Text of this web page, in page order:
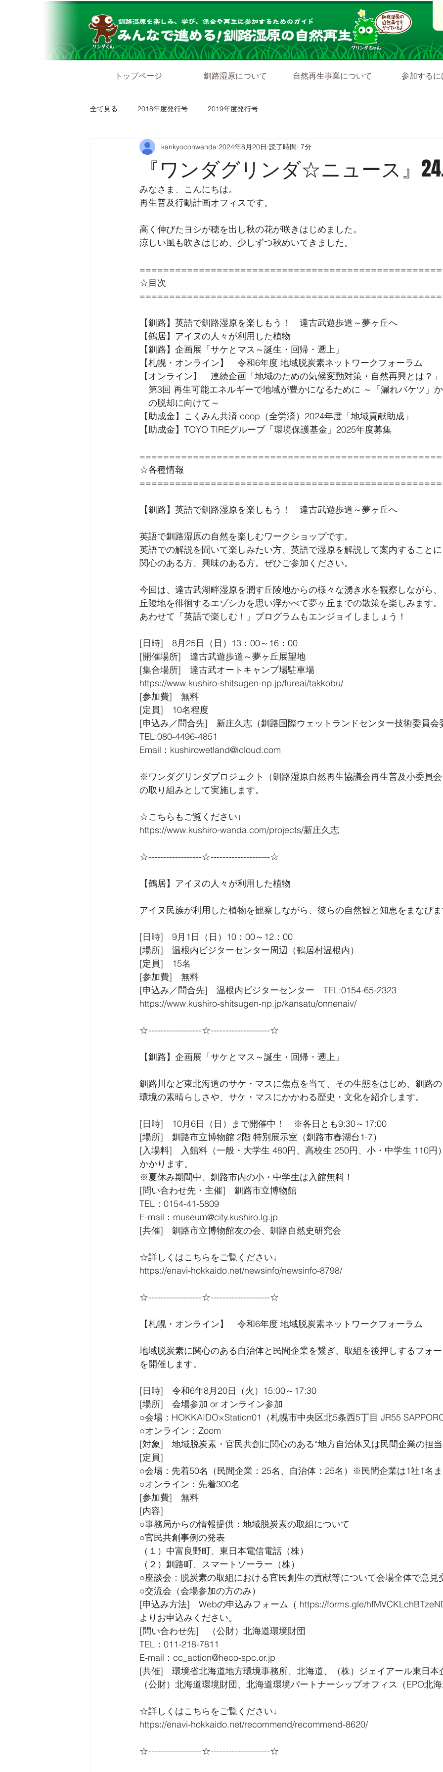
トップページ 釧路湿原について 自然再生事業について 参加する
全て見る 2018年度発行号 2019年度発行号
『ワンダグリンダ☆ニュース』
kankyoconwanda 2024年8月20日 読了時間: 7分
みなさま、こんにちは。
再生普及行動計画オフィスです。
高く伸びたヨシが穂を出し秋の花が咲きはじめました。
涼しい風も吹きはじめ、少しずつ秋めいてきました。
☆目次
【釧路】英語で釧路湿原を楽しもう！　達古武遊歩道～夢ヶ丘へ
【鶴居】アイヌの人々が利用した植物
【釧路】企画展「サケとマス～誕生・回帰・遡上」
【札幌・オンライン】　令和6年度 地域脱炭素ネットワークフォーラム
【オンライン】　連続企画「地域のための気候変動対策・自然再興とは？」
第3回 再生可能エネルギーで地域が豊かになるために ～「漏れバケツ」
の脱却に向けて～
【助成金】こくみん共済 coop（全労済）2024年度「地域貢献助成」
【助成金】TOYO TIREグループ「環境保護基金」2025年度募集
☆各種情報
【釧路】英語で釧路湿原を楽しもう！　達古武遊歩道～夢ヶ丘へ
英語で釧路湿原の自然を楽しむワークショップです。
英語での解説を聞いて楽しみたい方、英語で湿原を解説して案内することに
関心のある方、興味のある方。ぜひご参加ください。
今回は、達古武湖畔湿原を潤す丘陵地からの様々な湧き水を観察しながら、
丘陵地を徘徊するエゾシカを思い浮かべて夢ヶ丘までの散策を楽しみます。
あわせて「英語で楽しむ！」プログラムもエンジョイしましょう！
[日時]　8月25日（日）13：00～16：00
[開催場所]　達古武遊歩道～夢ヶ丘展望地
[集合場所]　達古武オートキャンプ場駐車場
https://www.kushiro-shitsugen-np.jp/fureai/takkobu/
[参加費]　無料
[定員]　10名程度
[申込み／問合先]　新庄久志（釧路国際ウェットランドセンター技術委員会
TEL:080-4496-4851
Email：kushirowetland@icloud.com
※ワンダグリンダプロジェクト（釧路湿原自然再生協議会再生普及小委員
の取り組みとして実施します。
☆こちらもご覧ください↓
https://www.kushiro-wanda.com/projects/新庄久志
☆------------------☆--------------------☆
【鶴居】アイヌの人々が利用した植物
アイヌ民族が利用した植物を観察しながら、彼らの自然観と知恵をまなび
[日時]　9月1日（日）10：00～12：00
[場所]　温根内ビジターセンター周辺（鶴居村温根内）
[定員]　15名
[参加費]　無料
[申込み／問合先]　温根内ビジターセンター　TEL:0154-65-2323
https://www.kushiro-shitsugen-np.jp/kansatu/onnenaiv/
☆------------------☆--------------------☆
【釧路】企画展「サケとマス～誕生・回帰・遡上」
釧路川など東北海道のサケ・マスに焦点を当て、その生態をはじめ、釧路
環境の素晴らしさや、サケ・マスにかかわる歴史・文化を紹介します。
[日時]　10月6日（日）まで開催中！　※各日とも9:30～17:00
[場所]　釧路市立博物館 2階 特別展示室（釧路市春湖台1-7）
[入場料]　入館料（一般・大学生 480円、高校生 250円、小・中学生 110円
かかります。
※夏休み期間中、釧路市内の小・中学生は入館無料！
[問い合わせ先・主催]　釧路市立博物館
TEL：0154-41-5809
E-mail：museum@city.kushiro.lg.jp
[共催]　釧路市立博物館友の会、釧路自然史研究会
☆詳しくはこちらをご覧ください↓
https://enavi-hokkaido.net/newsinfo/newsinfo-8798/
☆------------------☆--------------------☆
【札幌・オンライン】　令和6年度 地域脱炭素ネットワークフォーラム
地域脱炭素に関心のある自治体と民間企業を繋ぎ、取組を後押しするフォ
を開催します。
[日時]　令和6年8月20日（火）15:00～17:30
[場所]　会場参加 or オンライン参加
○会場：HOKKAIDO×Station01（札幌市中央区北5条西5丁目 JR55
○オンライン：Zoom
[対象]　地域脱炭素・官民共創に関心のある“地方自治体又は民間企業の担
[定員]
○会場：先着50名（民間企業：25名、自治体：25名）※民間企業は1社1名
○オンライン：先着300名
[参加費]　無料
[内容]
○事務局からの情報提供：地域脱炭素の取組について
○官民共創事例の発表
（１）中富良野町、東日本電信電話（株）
（２）釧路町、スマートソーラー（株）
○座談会：脱炭素の取組における官民創生の貢献等について会場全体で意見
○交流会（会場参加の方のみ）
[申込み方法]　Webの申込みフォーム（ https://forms.gle/
よりお申込みください。
[問い合わせ先]　（公財）北海道環境財団
TEL：011-218-7811
E-mail：cc_action@heco-spc.or.jp
[共催]　環境省北海道地方環境事務所、北海道、（株）ジェイアール東日本
（公財）北海道環境財団、北海道環境パートナーシップオフィス（EPO北
☆詳しくはこちらをご覧ください↓
https://enavi-hokkaido.net/recommend/recommend-8620/
☆------------------☆--------------------☆